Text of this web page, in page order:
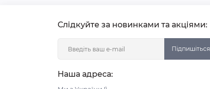
Слідкуйте за новинками та акціями:
Підпишіться
Наша адреса: